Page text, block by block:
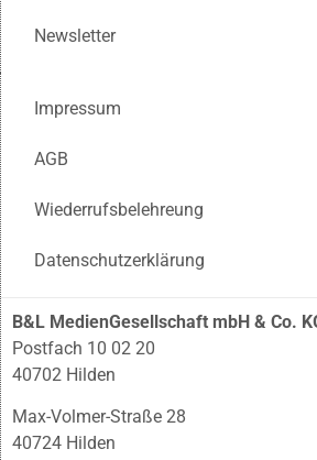
Newsletter
Impressum
AGB
Wiederrufsbelehreung
Datenschutzerklärung
B&L MedienGesellschaft mbH & Co.
Postfach 10 02 20
40702 Hilden
Max-Volmer-Straße 28
40724 Hilden